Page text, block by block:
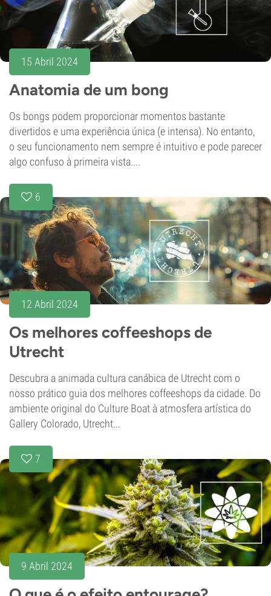
15 Abril 2024
Anatomia de um bong
Os bongs podem proporcionar momentos bastante
divertidos e uma experiência única (e intensa). No entanto,
o seu funcionamento nem sempre é intuitivo e pode parecer
algo confuso à primeira vista....
6
12 Abril 2024
Os melhores coffeeshops de
Utrecht
Descubra a animada cultura canábica de Utrecht com o
nosso prático guia dos melhores coffeeshops da cidade. Do
ambiente original do Culture Boat à atmosfera artística do
Gallery Colorado, Utrecht...
7
9 Abril 2024